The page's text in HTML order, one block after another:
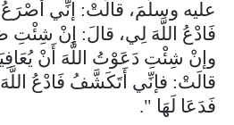
عليه وسلَّمَ، قالَتْ: إنِّي
فَادْعُ اللَّهَ لِي، قالَ: إنْ شِئْتِ
وإنْ شِئْتِ دَعَوْتُ اللَّهَ أَنْ
قالَتْ: فإنِّي أَتَكَشَّفُ فَادْعُ
فَدَعَا لَهَا ".